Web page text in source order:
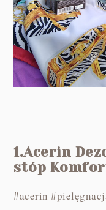
1.Acerin
stóp
#acerin